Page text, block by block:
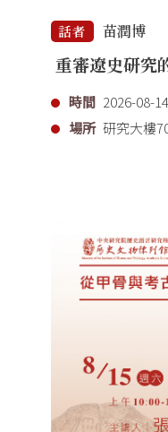
話者 苗潤博
重審遼史研究
時間 2026-08-14
場所 研究大樓